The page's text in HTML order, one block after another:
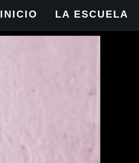
INICIO LA ESCUELA